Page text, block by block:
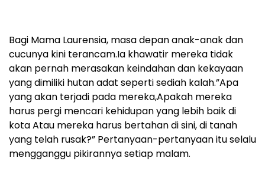
Bagi Mama Laurensia, masa depan anak-anak dan
cucunya kini terancam.Ia khawatir mereka tidak
akan pernah merasakan keindahan dan kekayaan
yang dimiliki hutan adat seperti sediah kalah.”Apa
yang akan terjadi pada mereka,Apakah mereka
harus pergi mencari kehidupan yang lebih baik di
kota Atau mereka harus bertahan di sini, di tanah
yang telah rusak?” Pertanyaan-pertanyaan itu selalu
mengganggu pikirannya setiap malam.